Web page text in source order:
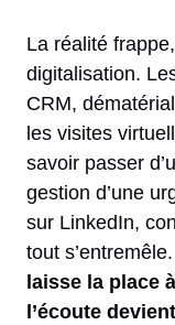
La réalité
digitalisation.
CRM,
les visites
savoir passer
gestion d’une
sur LinkedIn,
tout s’entremêle.
laisse la place
l’écoute